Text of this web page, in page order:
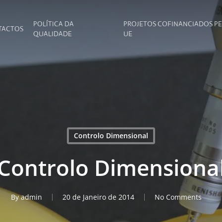
POLÍTICA DA
QUALIDADE
PROJETOS COFINANCIADOS
UE
Controlo Dimensional
By admin 20 de Janeiro de 2014 No Comments